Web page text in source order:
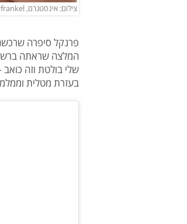
צילום: אינסטגרם, bethennyfrankel
המלצה שראתה
שלי בולטת וזה
בעזרת מטלית